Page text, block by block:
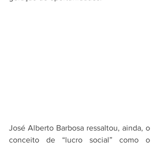
José Alberto Barbosa ressaltou, ainda, o
conceito de “lucro social” como o